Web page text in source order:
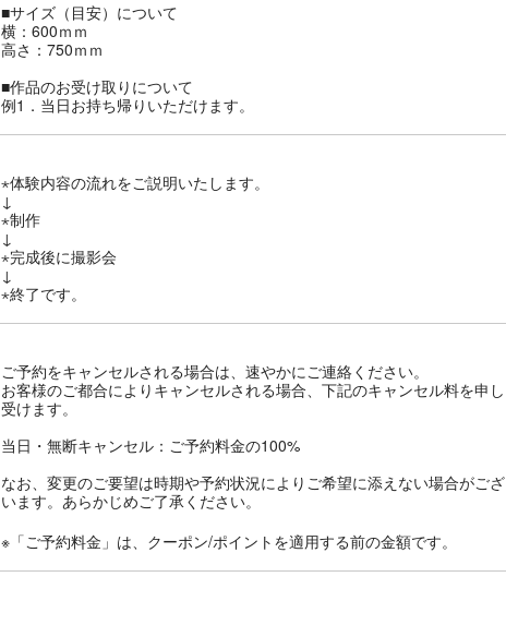
■サイズ（目安）について
横：600ｍｍ
高さ：750ｍｍ
■作品のお受け取りについて
例1．当日お持ち帰りいただけます。
⋆体験内容の流れをご説明いたします。
↓
⋆制作
↓
⋆完成後に撮影会
↓
⋆終了です。
ご予約をキャンセルされる場合は、速やかにご連絡ください。
お客様のご都合によりキャンセルされる場合、下記のキャンセル料を申し
受けます。
当日・無断キャンセル：ご予約料金の100%
なお、変更のご要望は時期や予約状況によりご希望に添えない場合がござ
います。あらかじめご了承ください。
※「ご予約料金」は、クーポン/ポイントを適用する前の金額です。